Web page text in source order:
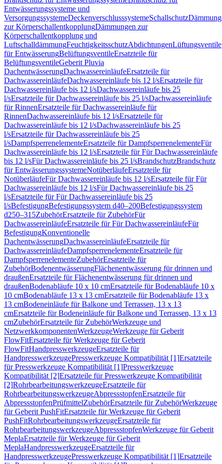
Entwässerungssysteme und
VersorgungssystemeDeckenverschlusssystemeSchallschutz
zur KörperschallentkopplungDämmungen zur
Körperschallentkopplung und
LuftschalldämmungFeuchtigkeitsschutzAbdichtungenLüftungsventile
für EntwässerungBelüftungsventileErsatzteile für
BelüftungsventileGeberit Pluvia
DachentwässerungDachwassereinläufeErsatzteile für
DachwassereinläufeDachwassereinläufe bis 12 l/sErsatzteile für
Dachwassereinläufe bis 12 l/sDachwassereinläufe bis 25
l/sErsatzteile für Dachwassereinläufe bis 25 l/sDachwassereinläufe
für RinnenErsatzteile für Dachwassereinläufe für
RinnenDachwassereinläufe bis 12 l/sErsatzteile für
Dachwassereinläufe bis 12 l/sDachwassereinläufe bis 25
l/sErsatzteile für Dachwassereinläufe bis 25
l/sDampfsperrenelementeErsatzteile für DampfsperrenelementeFür
Dachwassereinläufe bis 12 l/sErsatzteile für Für Dachwassereinläufe
bis 12 l/sFür Dachwassereinläufe bis 25 l/sBrandschutzBrandschutz
für EntwässerungssystemeNotüberläufeErsatzteile für
NotüberläufeFür Dachwassereinläufe bis 12 l/sErsatzteile für Für
Dachwassereinläufe bis 12 l/sFür Dachwassereinläufe bis 25
l/sErsatzteile für Für Dachwassereinläufe bis 25
l/sBefestigungBefestigungssystem d40–200Befestigungssystem
d250–315ZubehörErsatzteile für ZubehörFür
DachwassereinläufeErsatzteile für Für DachwassereinläufeFür
BefestigungKonventionelle
DachentwässerungDachwassereinläufeErsatzteile für
DachwassereinläufeDampfsperrenelementeErsatzteile für
DampfsperrenelementeZubehörErsatzteile für
ZubehörBodenentwässerungFlächenentwässerung für drinnen und
draußenErsatzteile für Flächenentwässerung für drinnen und
draußenBodenabläufe 10 x 10 cmErsatzteile für Bodenabläufe 10 x
10 cmBodenabläufe 13 x 13 cmErsatzteile für Bodenabläufe 13 x
13 cmBodeneinläufe für Balkone und Terrassen, 13 x 13
cmErsatzteile für Bodeneinläufe für Balkone und Terrassen, 13 x 13
cmZubehörErsatzteile für ZubehörWerkzeuge und
NetzwerkkomponentenWerkzeugeWerkzeuge für Geberit
FlowFitErsatzteile für Werkzeuge für Geberit
FlowFitHandpresswerkzeugeErsatzteile für
HandpresswerkzeugePresswerkzeuge Kompatibilität [1]Ersatzteile
für Presswerkzeuge Kompatibilität [1]Presswerkzeuge
Kompatibilität [2]Ersatzteile für Presswerkzeuge Kompatibilität
[2]RohrbearbeitungswerkzeugeErsatzteile für
RohrbearbeitungswerkzeugeAbpressstopfenErsatzteile für
AbpressstopfenPrüfmittelZubehörErsatzteile für ZubehörWerkzeuge
für Geberit PushFitErsatzteile für Werkzeuge für Geberit
PushFitRohrbearbeitungswerkzeugeErsatzteile für
RohrbearbeitungswerkzeugeAbpressstopfenWerkzeuge für Geberit
MeplaErsatzteile für Werkzeuge für Geberit
MeplaHandpresswerkzeugeErsatzteile für
HandpresswerkzeugePresswerkzeuge Kompatibilität [1]Ersatzteile